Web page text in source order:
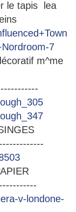
le tapis lea
m^me